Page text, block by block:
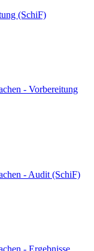
(SchiF)
- Vorbereitung
- Audit (SchiF)
- Ergebnisse